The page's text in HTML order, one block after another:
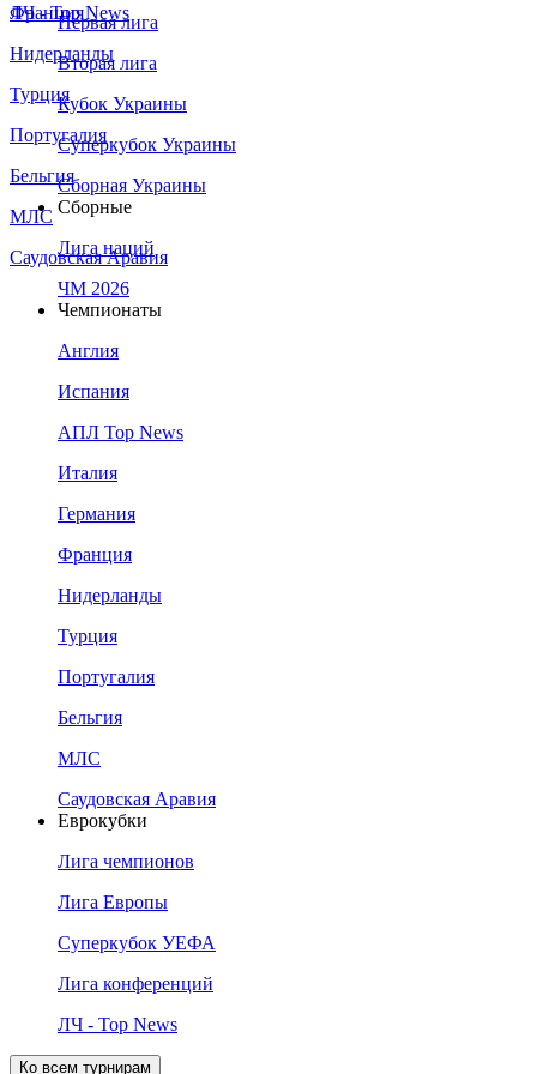
Франция
Нидерланды
Турция
Португалия
Бельгия
МЛС
Саудовская Аравия
ЛЧ - Top News
Первая лига
Вторая лига
Кубок Украины
Суперкубок Украины
Сборная Украины
Сборные
Лига наций
ЧМ 2026
Чемпионаты
Англия
Испания
АПЛ Top News
Италия
Германия
Франция
Нидерланды
Турция
Португалия
Бельгия
МЛС
Саудовская Аравия
Еврокубки
Лига чемпионов
Лига Европы
Суперкубок УЕФА
Лига конференций
ЛЧ - Top News
Ко всем турнирам